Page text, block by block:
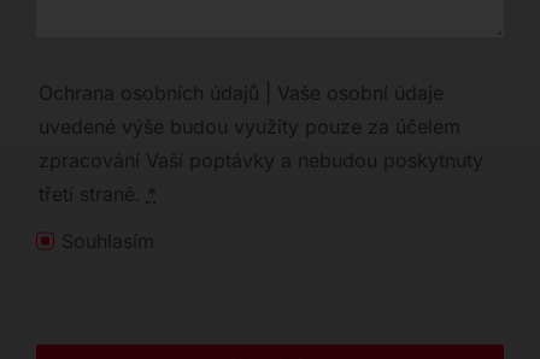
Ochrana osobních údajů | Vaše osobní údaje
uvedené výše budou využity pouze za účelem
zpracování Vaší poptávky a nebudou poskytnuty
třetí straně. *
Souhlasím